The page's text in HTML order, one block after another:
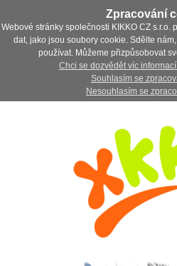
Zpracování
Webové stránky společnosti KIKKO CZ
dat, jako jsou soubory cookie. Sdělte
používat. Můžeme přizpůsobovat
Chci se dozvědět víc
Souhlasím se
Nesouhlasím se